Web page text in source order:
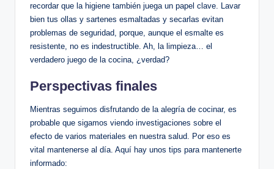
recordar que la⁤ higiene también juega un papel‍ clave. Lavar
bien tus ollas y sartenes esmaltadas y ⁤secarlas evitan
problemas de seguridad, porque, aunque el esmalte es
resistente, no es indestructible. Ah, la limpieza… el
verdadero juego de la cocina, ¿verdad?
Perspectivas finales
Mientras ‍seguimos disfrutando de la alegría de cocinar, es
probable ⁢que​ sigamos viendo investigaciones sobre el
efecto de varios materiales en nuestra ​salud. Por eso es
vital mantenerse‍ al día. Aquí ‌hay unos tips para mantenerte
informado: